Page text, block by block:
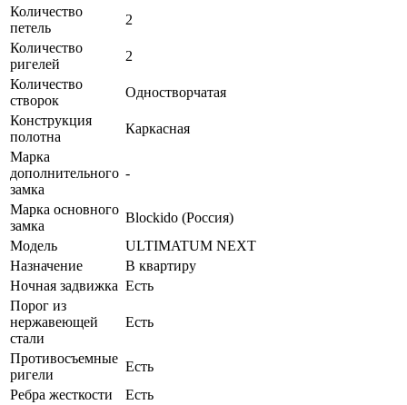
Количество
петель
2
Количество
ригелей
2
Количество
створок
Одностворчатая
Конструкция
полотна
Каркасная
Марка
дополнительного
замка
-
Марка основного
замка
Blockido (Россия)
Модель
ULTIMATUM NEXT
Назначение
В квартиру
Ночная задвижка Есть
Порог из
нержавеющей
стали
Есть
Противосъемные
ригели
Есть
Ребра жесткости
Есть